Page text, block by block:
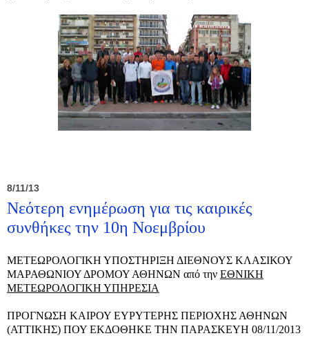
8/11/13
Νεότερη ενημέρωση για τις καιρικές
συνθήκες την 10η Νοεμβρίου
MΕΤΕΩΡΟΛΟΓΙΚΗ ΥΠΟΣΤΗΡΙΞΗ ΔΙΕΘΝΟΥΣ ΚΛΑΣΙΚΟΥ
ΜΑΡΑΘΩΝΙΟΥ ΔΡΟΜΟΥ ΑΘΗΝΩΝ από την ΕΘΝΙΚΗ
ΜΕΤΕΩΡΟΛΟΓΙΚΗ ΥΠΗΡΕΣΙΑ
ΠΡΟΓΝΩΣΗ ΚΑΙΡΟΥ ΕΥΡΥΤΕΡΗΣ ΠΕΡΙΟΧΗΣ ΑΘΗΝΩΝ
(ΑΤΤΙΚΗΣ) ΠΟΥ ΕΚΔΟΘΗΚΕ THΝ ΠΑΡΑΣΚΕΥΗ 08/11/2013